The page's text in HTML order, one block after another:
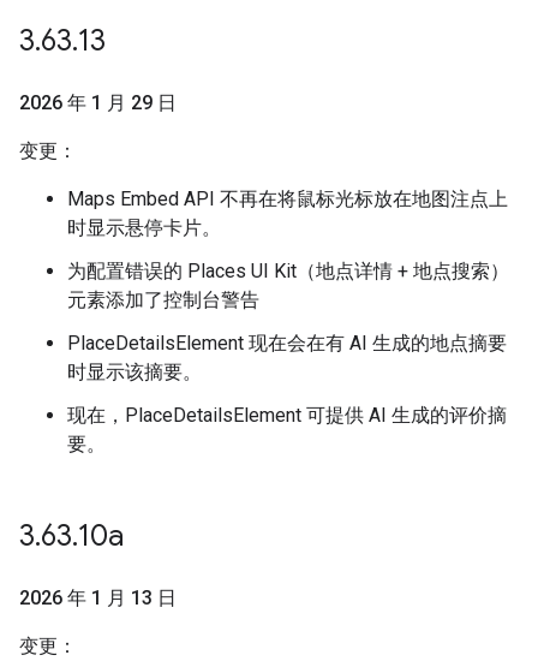
3.63.13
2026 年 1 月 29 日
变更：
Maps Embed API 不再在将鼠标光标放在地图注点上
时显示悬停卡片。
为配置错误的 Places UI Kit（地点详情 + 地点搜索）
元素添加了控制台警告
PlaceDetailsElement 现在会在有 AI 生成的地点摘要
时显示该摘要。
现在，PlaceDetailsElement 可提供 AI 生成的评价摘
要。
3.63.10a
2026 年 1 月 13 日
变更：